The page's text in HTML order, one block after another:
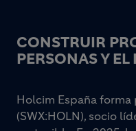
CONSTRUIR
PERSONAS Y EL
Holcim España
(SWX:HOLN), socio